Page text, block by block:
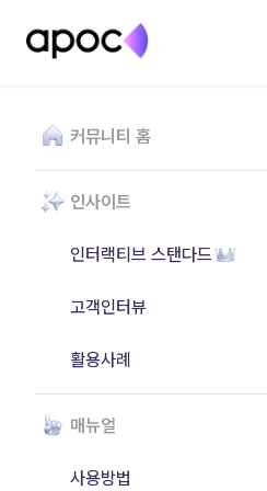
커뮤니티 홈
인사이트
인터랙티브 스탠다드
고객인터뷰
활용사례
매뉴얼
사용방법